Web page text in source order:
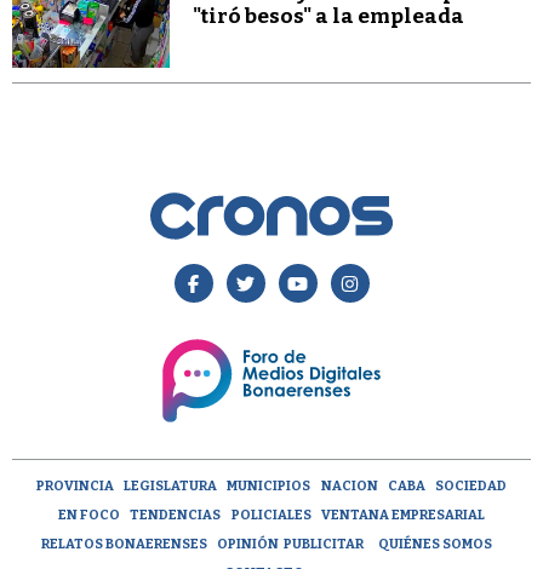
"tiró besos" a la empleada
PROVINCIA LEGISLATURA MUNICIPIOS NACION CABA
SOCIEDAD
EN FOCO
TENDENCIAS POLICIALES
VENTANA EMPRESARIAL
RELATOS BONAERENSES
OPINIÓN PUBLICITAR
QUIÉNES SOMOS